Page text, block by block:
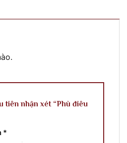
tiên nhận xét “Phù điêu
*